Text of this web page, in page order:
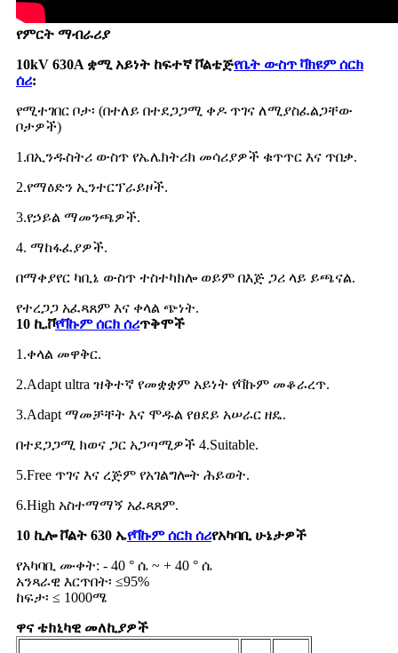
የምርት ማብራሪያ
10kV 630A ቋሚ አይነት ከፍተኛ ቮልቴጅየቤት ውስጥ ቫክዩም ሰርክ
ሰሪ:
የሚተገበር ቦታ፡ (በተለይ በተደጋጋሚ ቀዶ ጥገና ለሚያስፈልጋቸው
ቦታዎች)
1.በኢንዱስትሪ ውስጥ የኤሌክትሪክ መሳሪያዎች ቁጥጥር እና ጥበቃ.
2.የማዕድን ኢንተርፕራይዞች.
3.የኃይል ማመንጫዎች.
4. ማከፋፈያዎች.
በማቀያየር ካቢኔ ውስጥ ተስተካክሎ ወይም በእጅ ጋሪ ላይ ይጫናል.
የተረጋጋ አፈጻጸም እና ቀላል ጭነት.
10 ኪ.ቮየቫኩም ሰርክ ሰሪጥቅሞች
1.ቀላል መዋቅር.
2.Adapt ultra ዝቅተኛ የመቋቋም አይነት የቫኩም መቆራረጥ.
3.Adapt ማመቻቸት እና ሞዱል የፀደይ አሠራር ዘዴ.
በተደጋጋሚ ክወና ጋር አጋጣሚዎች 4.Suitable.
5.Free ጥገና እና ረጅም የአገልግሎት ሕይወት.
6.High አስተማማኝ አፈጻጸም.
10 ኪሎ ቮልት 630 ኤየቫኩም ሰርክ ሰሪየአካባቢ ሁኔታዎች
የአካባቢ ሙቀት: - 40 ° ሴ ~ + 40 ° ሴ
አንጻራዊ እርጥበት፡ ≤95%
ከፍታ፡ ≤ 1000ሜ
ዋና ቴክኒካዊ መለኪያዎች